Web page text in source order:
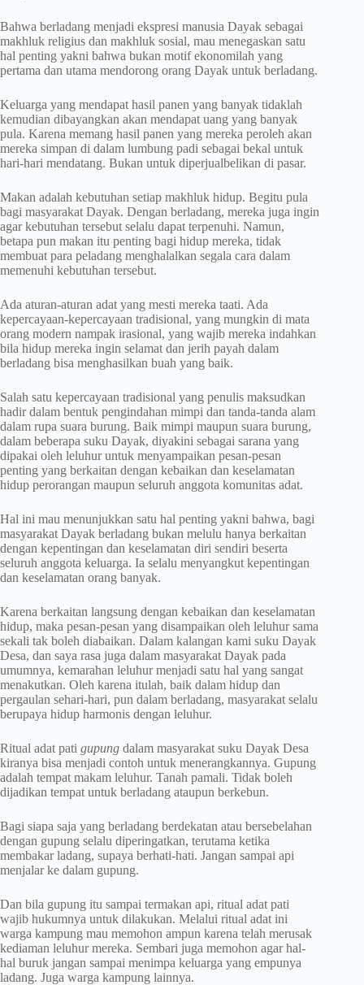
Bahwa berladang menjadi ekspresi manusia Dayak sebagai
makhluk religius dan makhluk sosial, mau menegaskan satu
hal penting yakni bahwa bukan motif ekonomilah yang
pertama dan utama mendorong orang Dayak untuk berladang.
Keluarga yang mendapat hasil panen yang banyak tidaklah
kemudian dibayangkan akan mendapat uang yang banyak
pula. Karena memang hasil panen yang mereka peroleh akan
mereka simpan di dalam lumbung padi sebagai bekal untuk
hari-hari mendatang. Bukan untuk diperjualbelikan di pasar.
Makan adalah kebutuhan setiap makhluk hidup. Begitu pula
bagi masyarakat Dayak. Dengan berladang, mereka juga ingin
agar kebutuhan tersebut selalu dapat terpenuhi. Namun,
betapa pun makan itu penting bagi hidup mereka, tidak
membuat para peladang menghalalkan segala cara dalam
memenuhi kebutuhan tersebut.
Ada aturan-aturan adat yang mesti mereka taati. Ada
kepercayaan-kepercayaan tradisional, yang mungkin di mata
orang modern nampak irasional, yang wajib mereka indahkan
bila hidup mereka ingin selamat dan jerih payah dalam
berladang bisa menghasilkan buah yang baik.
Salah satu kepercayaan tradisional yang penulis maksudkan
hadir dalam bentuk pengindahan mimpi dan tanda-tanda alam
dalam rupa suara burung. Baik mimpi maupun suara burung,
dalam beberapa suku Dayak, diyakini sebagai sarana yang
dipakai oleh leluhur untuk menyampaikan pesan-pesan
penting yang berkaitan dengan kebaikan dan keselamatan
hidup perorangan maupun seluruh anggota komunitas adat.
Hal ini mau menunjukkan satu hal penting yakni bahwa, bagi
masyarakat Dayak berladang bukan melulu hanya berkaitan
dengan kepentingan dan keselamatan diri sendiri beserta
seluruh anggota keluarga. Ia selalu menyangkut kepentingan
dan keselamatan orang banyak.
Karena berkaitan langsung dengan kebaikan dan keselamatan
hidup, maka pesan-pesan yang disampaikan oleh leluhur sama
sekali tak boleh diabaikan. Dalam kalangan kami suku Dayak
Desa, dan saya rasa juga dalam masyarakat Dayak pada
umumnya, kemarahan leluhur menjadi satu hal yang sangat
menakutkan. Oleh karena itulah, baik dalam hidup dan
pergaulan sehari-hari, pun dalam berladang, masyarakat selalu
berupaya hidup harmonis dengan leluhur.
Ritual adat pati gupung dalam masyarakat suku Dayak Desa
kiranya bisa menjadi contoh untuk menerangkannya. Gupung
adalah tempat makam leluhur. Tanah pamali. Tidak boleh
dijadikan tempat untuk berladang ataupun berkebun.
Bagi siapa saja yang berladang berdekatan atau bersebelahan
dengan gupung selalu diperingatkan, terutama ketika
membakar ladang, supaya berhati-hati. Jangan sampai api
menjalar ke dalam gupung.
Dan bila gupung itu sampai termakan api, ritual adat pati
wajib hukumnya untuk dilakukan. Melalui ritual adat ini
warga kampung mau memohon ampun karena telah merusak
kediaman leluhur mereka. Sembari juga memohon agar hal-
hal buruk jangan sampai menimpa keluarga yang empunya
ladang. Juga warga kampung lainnya.